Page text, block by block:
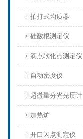
拍打式均质器
硅酸根测定仪
滴点软化点测定仪
自动密度仪
超微量分光光度计
加热炉
开口闪点测定仪